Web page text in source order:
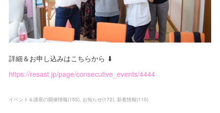
詳細＆お申し込みはこちらから ⬇
https://resast.jp/page/consecutive_events/4444
イベント＆講座の開催情報(155) お知らせ(172) 新着情報(110)